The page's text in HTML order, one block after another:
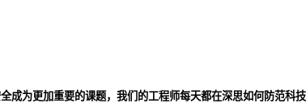
成为更加重要的课题，我们的工程师每天都在深思如何防范